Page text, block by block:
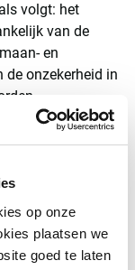
op onze
plaatsen we
goed te laten
volgt: het
van de
en
de onzekerheid in
van categorie
waarbij lage
tot beperkte